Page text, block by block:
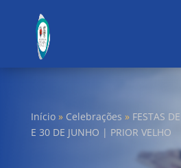
Início» Celebrações » FESTAS
E 30 DE JUNHO | PRIOR VELHO